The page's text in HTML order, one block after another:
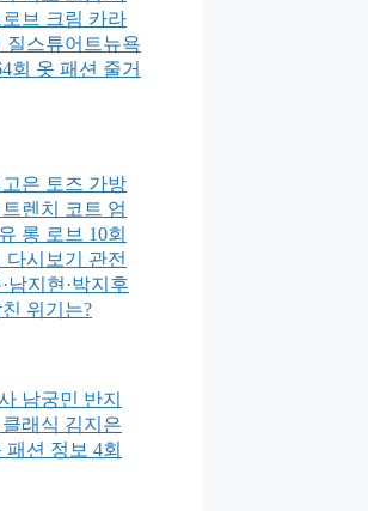
브 크림 카라
질스튜어트뉴욕
회 옷 패션 줄거
은 토즈 가방
렌치 코트 엄
롱 로브 10회
다시보기 관전
남지현·박지후
위기는?
남궁민 반지
래식 김지은
션 정보 4회